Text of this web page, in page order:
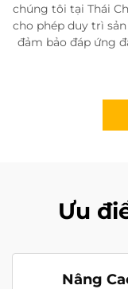
chúng tôi tại Thái
cho phép duy trì
đảm bảo đáp ứng
Ưu
Nâng